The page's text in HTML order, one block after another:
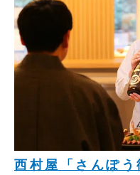
西村屋「さんぽ